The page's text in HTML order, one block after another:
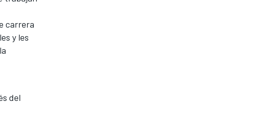
carrera
y les
del